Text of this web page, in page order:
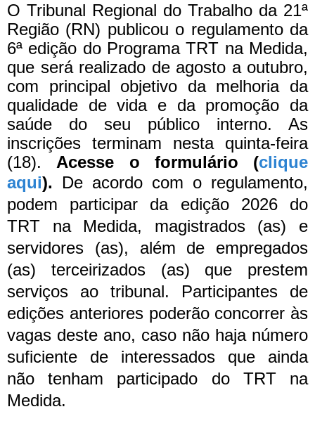
O Tribunal Regional do Trabalho da 21ª
Região (RN) publicou o regulamento da
6ª edição do Programa TRT na Medida,
que será realizado de agosto a outubro,
com principal objetivo da melhoria da
qualidade de vida e da promoção da
saúde do seu público interno. As
inscrições terminam nesta quinta-feira
(18). Acesse o formulário (clique
aqui). De acordo com o regulamento,
podem participar da edição 2026 do
TRT na Medida, magistrados (as) e
servidores (as), além de empregados
(as) terceirizados (as) que prestem
serviços ao tribunal. Participantes de
edições anteriores poderão concorrer às
vagas deste ano, caso não haja número
suficiente de interessados que ainda
não tenham participado do TRT na
Medida.